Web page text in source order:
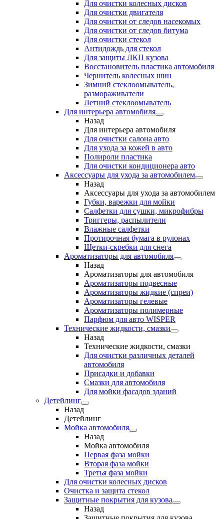
Для очистки колесных дисков
Для очистки двигателя
Для очистки от следов насекомых
Для очистки от следов битума
Для очистки стекол
Антидождь для стекол
Для защиты ЛКП кузова
Восстановитель пластика автомобиля
Чернитель колесных шин
Зимний стеклоомыватель,
размораживатели
Летний стеклоомыватель
Для интерьера автомобиля
Назад
Для интерьера автомобиля
Для очистки салона авто
Для ухода за кожей в авто
Полироли пластика
Для очистки кондиционера авто
Аксессуары для ухода за автомобилем
Назад
Аксессуары для ухода за автомобилем
Губки, варежки для мойки
Салфетки для сушки, микрофибры
Триггеры, распылители
Влажные салфетки
Протирочная бумага в рулонах
Щетки-скребки для снега
Ароматизаторы для автомобиля
Назад
Ароматизаторы для автомобиля
Ароматизаторы подвесные
Ароматизаторы жидкие (спреи)
Ароматизаторы гелевые
Ароматизаторы полимерные
Парфюм для авто WISPER
Технические жидкости, смазки
Назад
Технические жидкости, смазки
Для очистки различных деталей
автомобиля
Присадки и добавки
Смазки для автомобиля
Для мойки фасадов зданий
Детейлинг
Назад
Детейлинг
Мойка автомобиля
Назад
Мойка автомобиля
Первая фаза мойки
Вторая фаза мойки
Третья фаза мойки
Для очистки колесных дисков
Очистка и защита стекол
Защитные покрытия для кузова
Назад